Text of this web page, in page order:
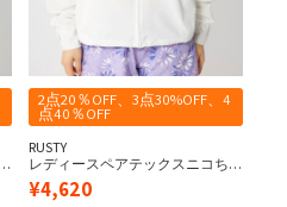
2点20％OFF、3点30%OFF、4
点40％OFF
RUSTY
レディースペアテックスニコち
ゃんラッシュパーカー《シワに
なりにくい・軽量速乾・
¥4,620